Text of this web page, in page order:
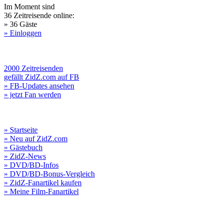
Im Moment sind
36 Zeitreisende online:
» 36 Gäste
» Einloggen
2000 Zeitreisenden
gefällt ZidZ.com auf FB
» FB-Updates ansehen
» jetzt Fan werden
» Startseite
» Neu auf ZidZ.com
» Gästebuch
» ZidZ-News
» DVD/BD-Infos
» DVD/BD-Bonus-Vergleich
» ZidZ-Fanartikel kaufen
» Meine Film-Fanartikel